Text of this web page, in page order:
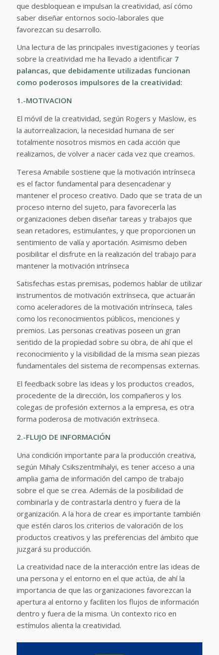
que desbloquean e impulsan la creatividad, así cómo
saber diseñar entornos socio-laborales que
favorezcan su desarrollo.
Una lectura de las principales investigaciones y teorías
sobre la creatividad me ha llevado a identificar 7
palancas, que debidamente utilizadas funcionan
como poderosos impulsores de la creatividad:
1.-MOTIVACION
El móvil de la creatividad, según Rogers y Maslow, es
la autorrealizacion, la necesidad humana de ser
totalmente nosotros mismos en cada acción que
realizamos, de volver a nacer cada vez que creamos.
Teresa Amabile sostiene que la motivación intrínseca
es el factor fundamental para desencadenar y
mantener el proceso creativo. Dado que se trata de un
proceso interno del sujeto, para favorecerla las
organizaciones deben diseñar tareas y trabajos que
sean retadores, estimulantes, y que proporcionen un
sentimiento de valía y aportación. Asimismo deben
posibilitar el disfrute en la realización del trabajo para
mantener la motivación intrínseca
Satisfechas estas premisas, podemos hablar de utilizar
instrumentos de motivación extrínseca, que actuarán
como aceleradores de la motivación intrínseca, tales
como los reconocimientos públicos, menciones y
premios. Las personas creativas poseen un gran
sentido de la propiedad sobre su obra, de ahí que el
reconocimiento y la visibilidad de la misma sean piezas
fundamentales del sistema de recompensas externas.
El feedback sobre las ideas y los productos creados,
procedente de la dirección, los compañeros y los
colegas de profesión externos a la empresa, es otra
forma poderosa de motivación extrínseca.
2.-FLUJO DE INFORMACIÓN
Una condición importante para la producción creativa,
según Mihaly Csikszentmihalyi, es tener acceso a una
amplia gama de información del campo de trabajo
sobre el que se crea. Además de la posibilidad de
combinarla y de contrastarla dentro y fuera de la
organización. A la hora de crear es importante también
que estén claros los criterios de valoración de los
productos creativos y las preferencias del ámbito que
juzgará su producción.
La creatividad nace de la interacción entre las ideas de
una persona y el entorno en el que actúa, de ahí la
importancia de que las organizaciones favorezcan la
apertura al entorno y faciliten los flujos de información
dentro y fuera de la misma. Un contexto rico en
estímulos alienta la creatividad.